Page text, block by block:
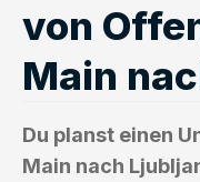
von
Main
Du planst einen
Main nach